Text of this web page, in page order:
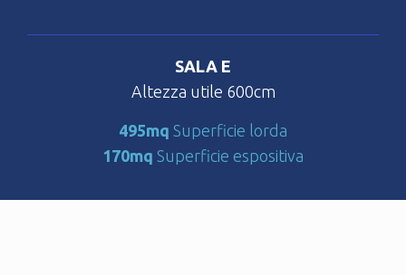
SALA E
Altezza utile 600cm
495mq Superficie lorda
170mq Superficie espositiva